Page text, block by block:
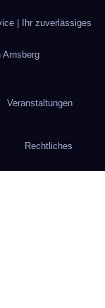
| Ihr zuverlässiges
Veranstaltungen
Rechtliches